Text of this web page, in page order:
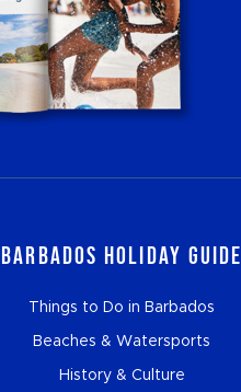
Barbados Holiday Guide
Things to Do in Barbados
Beaches & Watersports
History & Culture